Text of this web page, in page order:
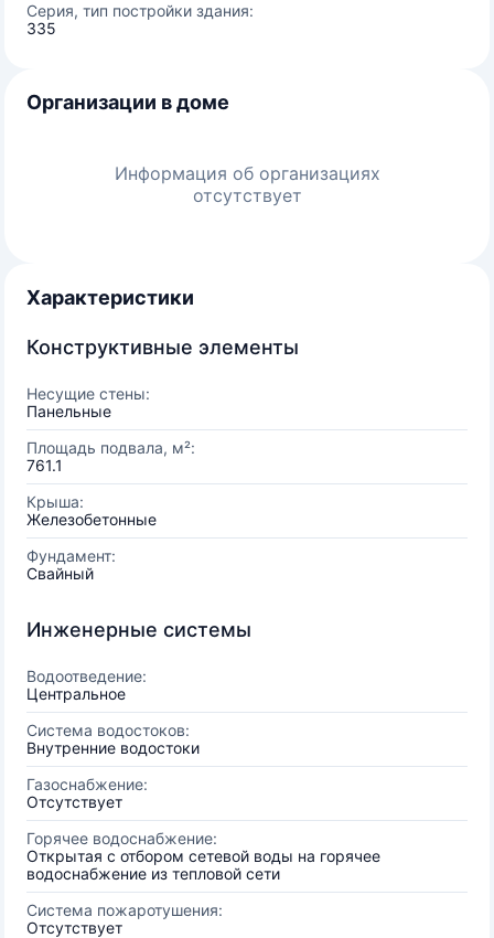
Серия, тип постройки здания:
335
Организации в доме
Информация об организациях
отсутствует
Характеристики
Конструктивные элементы
Несущие стены:
Панельные
Площадь подвала, м²:
761.1
Крыша:
Железобетонные
Фундамент:
Свайный
Инженерные системы
Водоотведение:
Центральное
Система водостоков:
Внутренние водостоки
Газоснабжение:
Отсутствует
Горячее водоснабжение:
Открытая с отбором сетевой воды на горячее
водоснабжение из тепловой сети
Система пожаротушения:
Отсутствует